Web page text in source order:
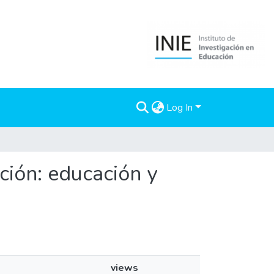
Log In
educación y
views